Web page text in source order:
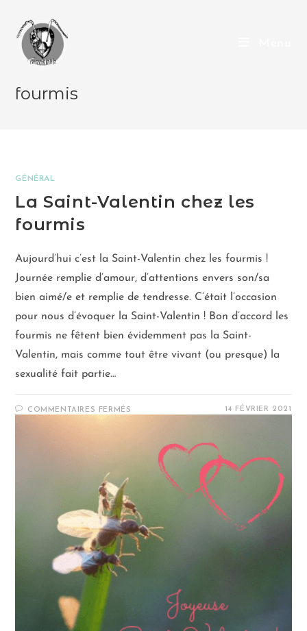
fourmis
GÉNÉRAL
La Saint-Valentin chez les
fourmis
Aujourd’hui c’est la Saint-Valentin chez les fourmis !
Journée remplie d’amour, d’attentions envers son/sa
bien aimé/e et remplie de tendresse. C’était l’occasion
pour nous d’évoquer la Saint-Valentin ! Bon d’accord les
fourmis ne fêtent bien évidemment pas la Saint-
Valentin, mais comme tout être vivant (ou presque) la
sexualité fait partie…
COMMENTAIRES FERMÉS 14 FÉVRIER 2021